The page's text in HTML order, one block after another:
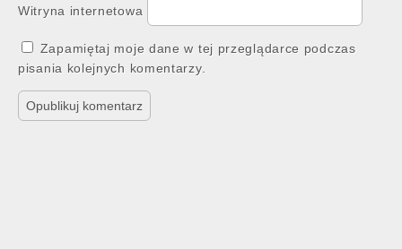
Witryna internetowa
Zapamiętaj moje dane w tej przeglądarce podczas
pisania kolejnych komentarzy.